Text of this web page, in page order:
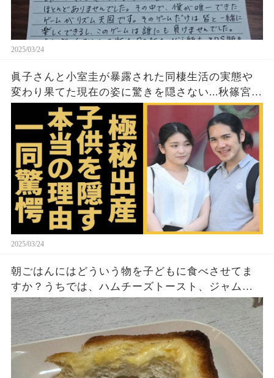
2025/03/24
眞子さんと小室圭が暴露された同棲生活の実態や
変わり果てた現在の姿に驚きを隠さない...秋篠宮家
の長女がアメリカで極秘出産の真相や暴露された
ヤバいO癖に言葉を失う...
2025/03/24
朝ごはんにはどういう物を子どもに食べさせてま
すか？うちでは、ハムチーズトースト、ジャムト
ースト、ピーナッツバタートーストをよく作りま
す。やっぱこんなんダメよね…